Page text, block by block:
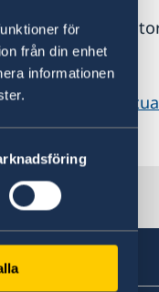
för
från din enhet
informationen
to work as a
the ongoing